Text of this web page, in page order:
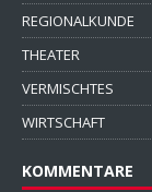
REGIONALKUNDE
THEATER
VERMISCHTES
WIRTSCHAFT
KOMMENTARE